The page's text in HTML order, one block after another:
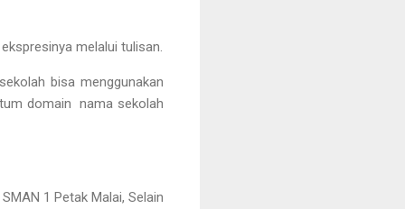
melalui tulisan.
bisa menggunakan
domain nama sekolah
SMAN 1 Petak Malai, Selain